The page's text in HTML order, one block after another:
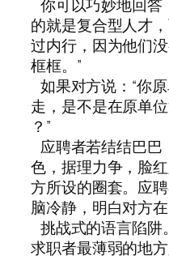
你可以巧妙地回答
的就是复合型人才
过内行，因为他们
框框。”
如果对方说：“你
走，是不是在原单
？”
应聘者若结结巴
色，据理力争，脸
方所设的圈套。应
脑冷静，明白对方
挑战式的语言陷阱
求职者最薄弱的地方